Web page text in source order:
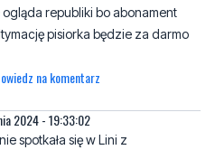
na komentarz
spotkała się w Lini z
lekcje
na komentarz